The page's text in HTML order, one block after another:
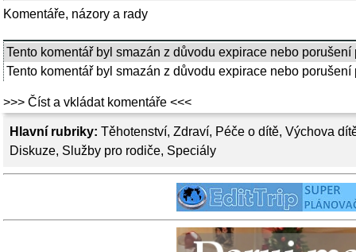
Hlavní rubriky: Těhotenství, Zdraví, Péče o dítě, Výchova
Diskuze, Služby pro rodiče, Speciály
Komentáře, názory a rady
Tento komentář byl smazán z důvodu expirace nebo
Tento komentář byl smazán z důvodu expirace nebo
>>> Číst a vkládat komentáře <<<